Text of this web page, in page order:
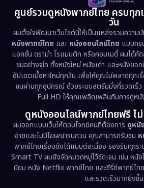
Disaster
Disney+
Documentary สารคดี
Drama ดราม่า
Dystopian
Emotional
Epic มหากาพย์
Erotic
1978
1962
ศูนย์รวมดูหนังพากย์ไทย ครบทุก
วัน
ผมตั้งใจพัฒนาเว็บไซต์นี้ให้เป็นแหล่งรวมความ
หนังพากย์ไทย และ หนังออนไลน์ไทย แบบคร
แอคชั่น ดราม่า โรแมนติก หรือคอมเมดี้ ผมได้คั
ชมอย่างจุใจ ทั้งหนังใหม่ หนังเก่า และหนังยอ
อัปเดตเนื้อหาใหม่ทุกวัน เพื่อให้คุณไม่พลาดทุก
ชมผ่านทุกอุปกรณ์ ด้วยระบบสตรีมมิ่งที่รวดเร็
Full HD ให้คุณเพลิดเพลินกับการดูหนั
ดูหนังออนไลน์พากย์ไทยฟรี ไ
ผมออกแบบเว็บให้ตอบโจทย์คนที่ต้องการ ดูหนั
ง่ายและไม่มีโฆษณารบกวน คุณสามารถรับชม
พากย์ไทยเรื่องดังได้แบบต่อเนื่อง รองรับทุกร
Smart TV ผมยังจัดหมวดหมู่ไว้ชัดเจน เช่น หนั
นิยม หนัง Netflix พากย์ไทย และซีรี่ย์พากย์ไท
และรวดเร็วมากยิ่งขึ้น